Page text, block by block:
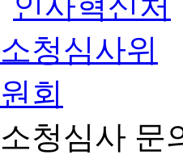
소청심사 문